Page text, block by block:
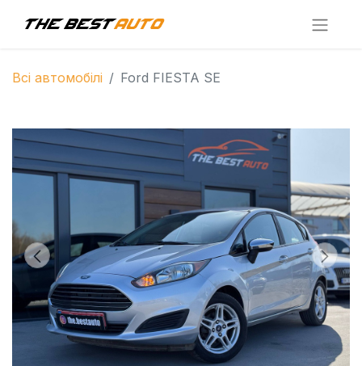
Всі автомобілі Ford FIESTA SE